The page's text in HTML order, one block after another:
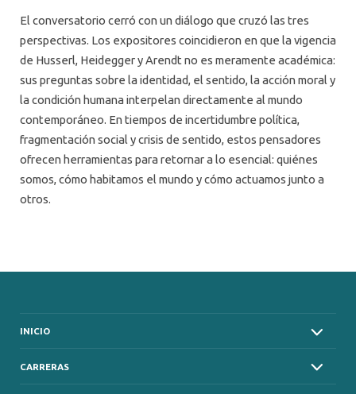
El conversatorio cerró con un diálogo que cruzó las tres
perspectivas. Los expositores coincidieron en que la vigencia
de Husserl, Heidegger y Arendt no es meramente académica:
sus preguntas sobre la identidad, el sentido, la acción moral y
la condición humana interpelan directamente al mundo
contemporáneo. En tiempos de incertidumbre política,
fragmentación social y crisis de sentido, estos pensadores
ofrecen herramientas para retornar a lo esencial: quiénes
somos, cómo habitamos el mundo y cómo actuamos junto a
otros.
INICIO
CARRERAS